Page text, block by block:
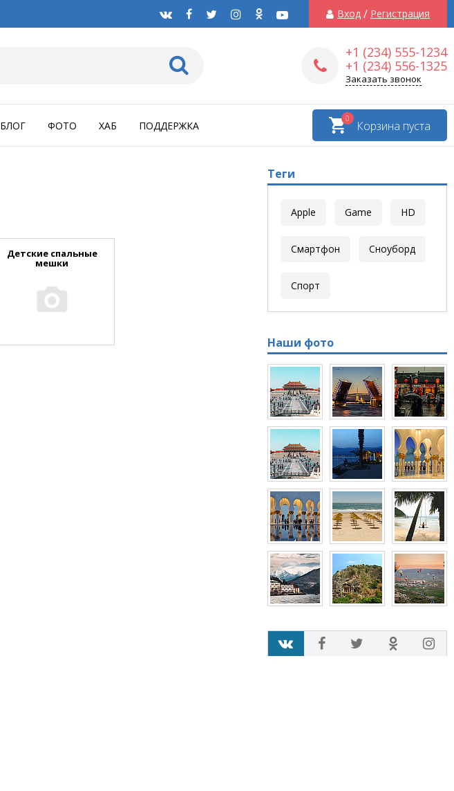
Вход / Регистрация
+1 (234) 555-1234
+1 (234) 556-1325
Заказать звонок
Корзина пуста
0
БЛОГ ФОТО ХАБ ПОДДЕРЖКА
Детские спальные
мешки
Теги
Apple Game HD
Смартфон Сноуборд
Спорт
Наши фото